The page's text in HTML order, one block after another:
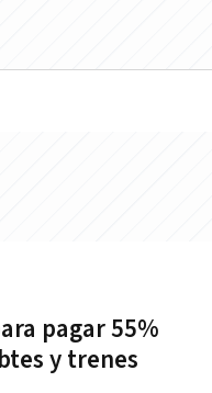
pagar 55%
y trenes